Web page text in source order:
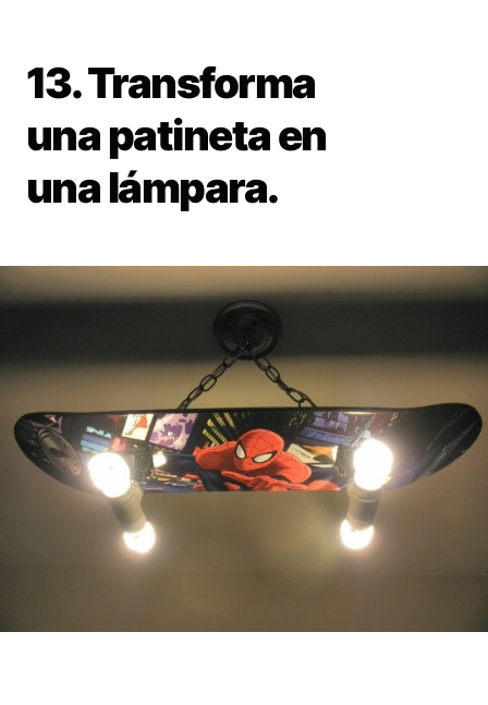
13. Transforma
una patineta en
una lámpara.